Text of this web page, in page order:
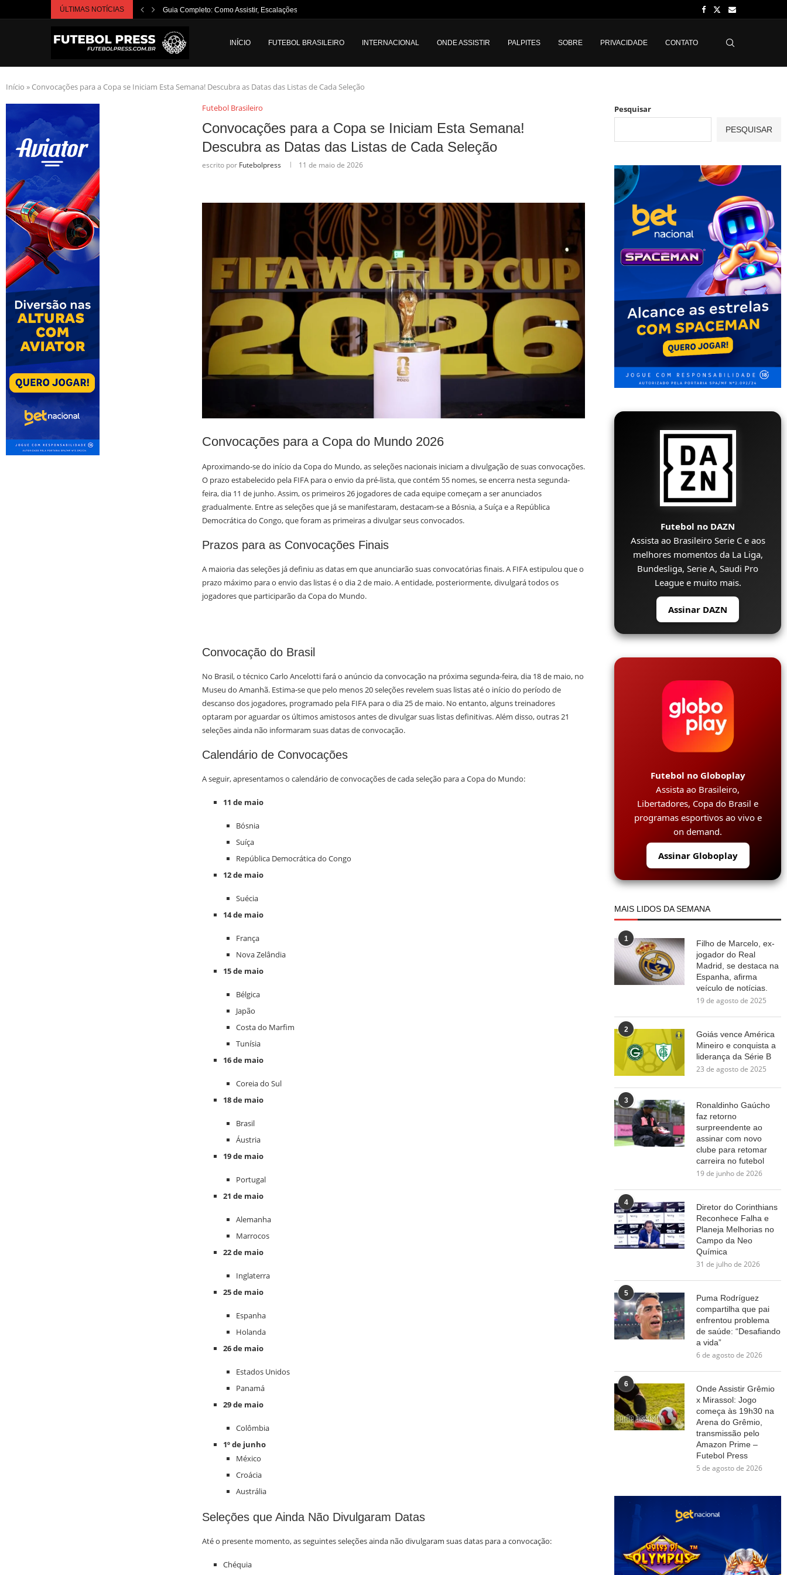
ÚLTIMAS NOTÍCIAS Guia Completo: Como Assistir, Escalações e Informações sobre...
INÍCIO FUTEBOL BRASILEIRO INTERNACIONAL ONDE ASSISTIR PALPITES SOBRE PRIVACIDADE CONTATO
Início » Convocações para a Copa se Iniciam Esta Semana! Descubra as Datas das Listas de Cada Seleção
Futebol Brasileiro
Convocações para a Copa se Iniciam Esta Semana!
Descubra as Datas das Listas de Cada Seleção
escrito por Futebolpress 11 de maio de 2026
Convocações para a Copa do Mundo 2026
Aproximando-se do início da Copa do Mundo, as seleções nacionais iniciam a divulgação de suas convocações.
O prazo estabelecido pela FIFA para o envio da pré-lista, que contém 55 nomes, se encerra nesta segunda-
feira, dia 11 de junho. Assim, os primeiros 26 jogadores de cada equipe começam a ser anunciados
gradualmente. Entre as seleções que já se manifestaram, destacam-se a Bósnia, a Suíça e a República
Democrática do Congo, que foram as primeiras a divulgar seus convocados.
Prazos para as Convocações Finais
A maioria das seleções já definiu as datas em que anunciarão suas convocatórias finais. A FIFA estipulou que o
prazo máximo para o envio das listas é o dia 2 de maio. A entidade, posteriormente, divulgará todos os
jogadores que participarão da Copa do Mundo.
Convocação do Brasil
No Brasil, o técnico Carlo Ancelotti fará o anúncio da convocação na próxima segunda-feira, dia 18 de maio, no
Museu do Amanhã. Estima-se que pelo menos 20 seleções revelem suas listas até o início do período de
descanso dos jogadores, programado pela FIFA para o dia 25 de maio. No entanto, alguns treinadores
optaram por aguardar os últimos amistosos antes de divulgar suas listas definitivas. Além disso, outras 21
seleções ainda não informaram suas datas de convocação.
Calendário de Convocações
A seguir, apresentamos o calendário de convocações de cada seleção para a Copa do Mundo:
11 de maio
Bósnia
Suíça
República Democrática do Congo
12 de maio
Suécia
14 de maio
França
Nova Zelândia
15 de maio
Bélgica
Japão
Costa do Marfim
Tunísia
16 de maio
Coreia do Sul
18 de maio
Brasil
Áustria
19 de maio
Portugal
21 de maio
Alemanha
Marrocos
22 de maio
Inglaterra
25 de maio
Espanha
Holanda
26 de maio
Estados Unidos
Panamá
29 de maio
Colômbia
1º de junho
México
Croácia
Austrália
Seleções que Ainda Não Divulgaram Datas
Até o presente momento, as seguintes seleções ainda não divulgaram suas datas para a convocação:
Chéquia
Pesquisar
PESQUISAR
Futebol no DAZN
Assista ao Brasileiro Serie C e aos
melhores momentos da La Liga,
Bundesliga, Serie A, Saudi Pro
League e muito mais.
Assinar DAZN
Futebol no Globoplay
Assista ao Brasileiro,
Libertadores, Copa do Brasil e
programas esportivos ao vivo e
on demand.
Assinar Globoplay
MAIS LIDOS DA SEMANA
1
Filho de Marcelo, ex-
jogador do Real
Madrid, se destaca na
Espanha, afirma
veículo de notícias.
19 de agosto de 2025
2
Goiás vence América
Mineiro e conquista a
liderança da Série B
23 de agosto de 2025
3
Ronaldinho Gaúcho
faz retorno
surpreendente ao
assinar com novo
clube para retomar
carreira no futebol
19 de junho de 2026
4
Diretor do Corinthians
Reconhece Falha e
Planeja Melhorias no
Campo da Neo
Química
31 de julho de 2026
5
Puma Rodríguez
compartilha que pai
enfrentou problema
de saúde: “Desafiando
a vida”
6 de agosto de 2026
6
Onde Assistir Grêmio
x Mirassol: Jogo
começa às 19h30 na
Arena do Grêmio,
transmissão pelo
Amazon Prime –
Futebol Press
5 de agosto de 2026